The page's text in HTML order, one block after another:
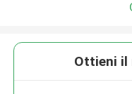
Ottieni il